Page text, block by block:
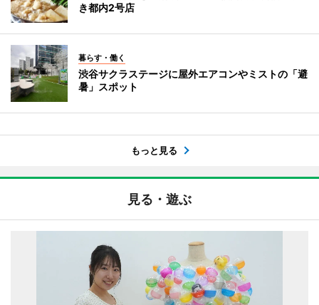
き都内2号店
暮らす・働く
渋谷サクラステージに屋外エアコンやミストの「避
暑」スポット
もっと見る
見る・遊ぶ